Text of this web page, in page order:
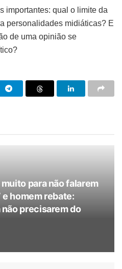
importantes: qual o limite da
personalidades midiáticas? E
de uma opinião se
para não falarem
e homem rebate:
precisarem do